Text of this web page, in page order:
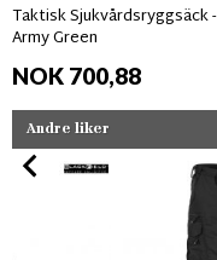
Taktisk Sjukvårdsryggsäck -
Army Green
NOK 700,88
Andre liker